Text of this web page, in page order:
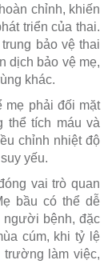
chỉnh, khiến
triển của thai.
bảo vệ thai
dịch bảo vệ mẹ,
khác.
mẹ phải đối mặt
thể tích máu và
chỉnh nhiệt độ
yếu.
vai trò quan
bầu có thể dễ
người bệnh, đặc
cúm, khi tỷ lệ
trường làm việc,